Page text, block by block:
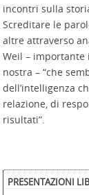
incontri sulla
Screditare le
altre attraverso
Weil – importante
nostra – “che
dell’intelligenza
relazione, di
risultati”.
PRESENTAZIONI